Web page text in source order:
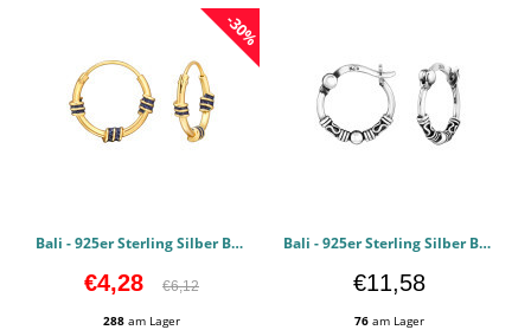
-30%
Bali - 925er Sterling Silber Bali Hoops PCJW49251
€4,28 €6,12
288 am Lager
Bali - 925er Sterling Silber Bali Hoops PCJW48416
€11,58
76 am Lager